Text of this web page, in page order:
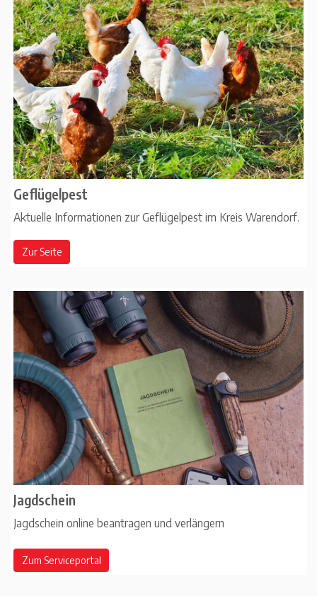
Geflügelpest
Aktuelle Informationen zur Geflügelpest im Kreis Warendorf.
Zur Seite
Jagdschein
Jagdschein online beantragen und verlängern
Zum Serviceportal